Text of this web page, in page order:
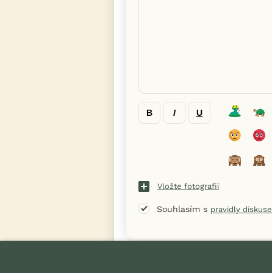
B I U
Vložte fotografii
Souhlasím s pravidly diskuse